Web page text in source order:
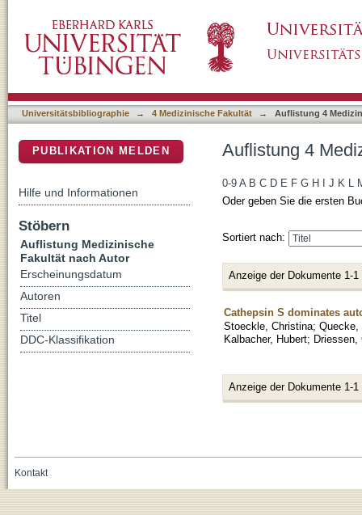
Universitätsbibliographie → 4 Medizinische Fakultät → Auflistung 4
Auflistung 4
0-9 A B C D E F G H J K L
Oder geben Sie die ersten
Sortiert nach:
Anzeige der Dokumente 1-1
Cathepsin S dominates
Stoeckle, Christina; Quecke,
Kalbacher, Hubert; Driessen,
Anzeige der Dokumente 1-1
PUBLIKATION MELDEN
Hilfe und Informationen
Stöbern
Auflistung Medizinische
Fakultät nach Autor
Erscheinungsdatum
Autoren
Titel
DDC-Klassifikation
Kontakt